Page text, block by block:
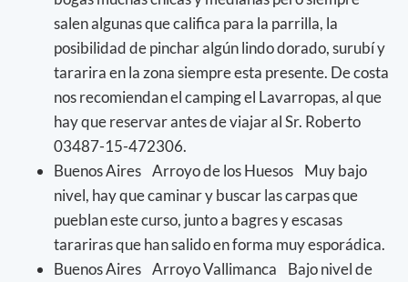
salen algunas que califica para la parrilla, la
posibilidad de pinchar algún lindo dorado, surubí y
tararira en la zona siempre esta presente. De costa
nos recomiendan el camping el Lavarropas, al que
hay que reservar antes de viajar al Sr. Roberto
03487-15-472306.
Buenos Aires Arroyo de los Huesos Muy bajo
nivel, hay que caminar y buscar las carpas que
pueblan este curso, junto a bagres y escasas
tarariras que han salido en forma muy esporádica.
Buenos Aires Arroyo Vallimanca Bajo nivel de